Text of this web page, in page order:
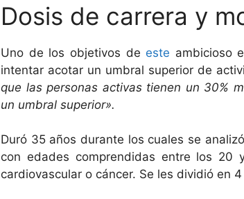
Dosis de carrera y
Uno de los objetivos de este ambicioso
intentar acotar un umbral superior de
que las personas activas tienen un 30%
un umbral superior».
Duró 35 años durante los cuales se
con edades comprendidas entre los 20
cardiovascular o cáncer. Se les dividió en